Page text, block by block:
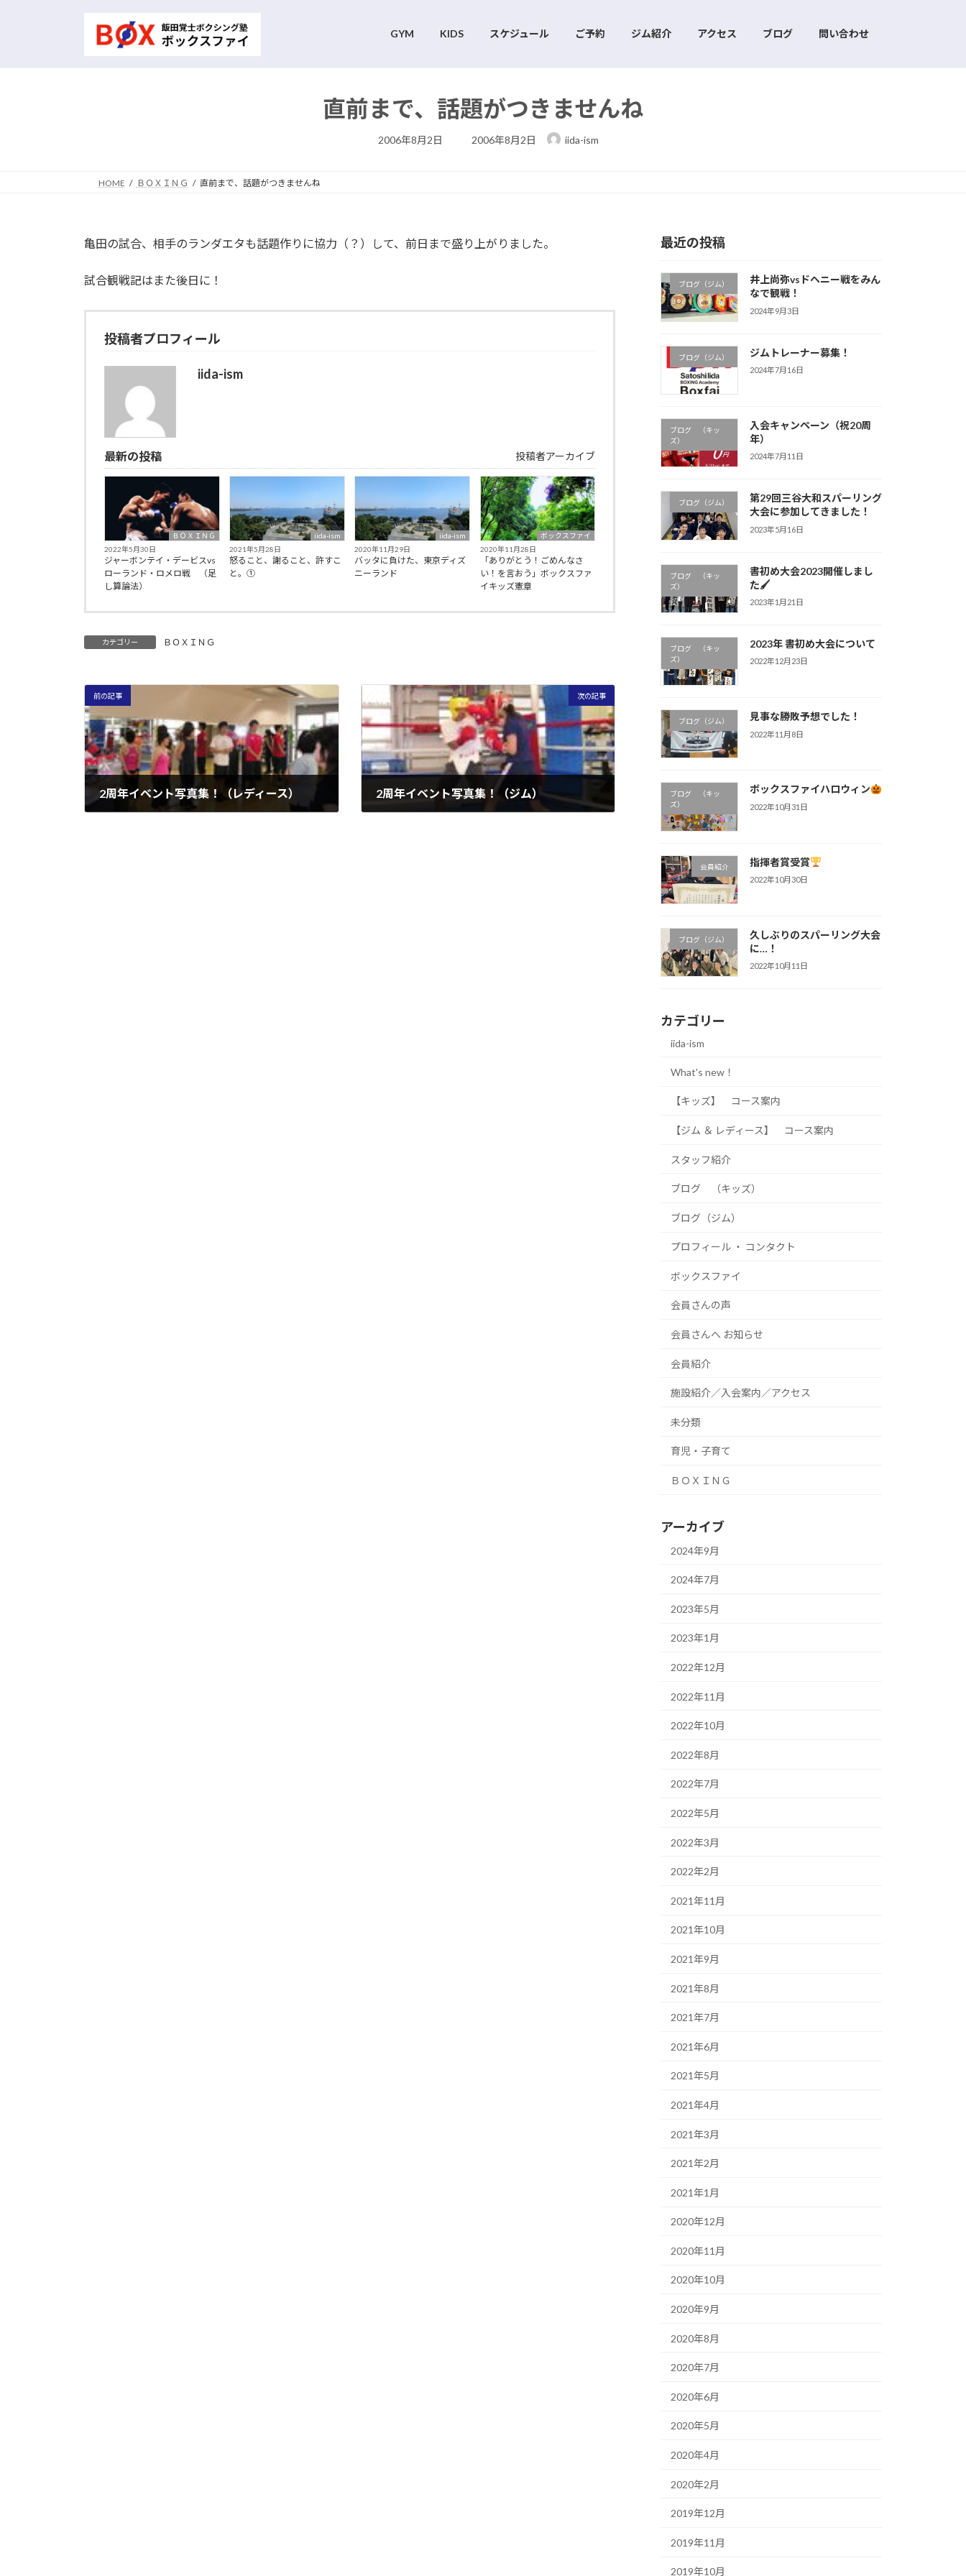
GYM KIDS スケジュール ご予約 ジム紹介 アクセス ブログ 問い合わせ
直前まで、話題がつきませんね
2006年8月2日
最
終
2006年8月2日 iida-ism
HOME ＢＯＸＩＮＧ 直前まで、話題がつきませんね
亀田の試合、相手のランダエタも話題作りに協力（？）して、前日まで盛り上がりました。
試合観戦記はまた後日に！
投稿者プロフィール
iida-ism
最新の投稿 投稿者アーカイブ
ＢＯＸＩＮＧ
2022年5月30日
ジャーボンテイ・デービスvs
ローランド・ロメロ戦 （足
し算論法）
iida-ism
2021年5月28日
怒ること、謝ること、許すこ
と。①
iida-ism
2020年11月29日
バッタに負けた、東京ディズ
ニーランド
ボックスファイ
2020年11月28日
「ありがとう！ごめんなさ
い！を言おう」ボックスファ
イキッズ憲章
カテゴリー ＢＯＸＩＮＧ
前の記事
2周年イベント写真集！（レディース）
次の記事
2周年イベント写真集！（ジム）
最近の投稿
ブログ（ジム）
井上尚弥vsドヘニー戦をみん
なで観戦！
2024年9月3日
ブログ（ジム） ジムトレーナー募集！
2024年7月16日
ブログ （キッ
ズ）
入会キャンペーン（祝20周
年）
2024年7月11日
ブログ（ジム）
第29回三谷大和スパーリング
大会に参加してきました！
2023年5月16日
ブログ （キッ
ズ）
書初め大会2023開催しまし
た🖌
2023年1月21日
ブログ （キッ
ズ）
2023年 書初め大会について
2022年12月23日
ブログ（ジム） 見事な勝敗予想でした！
2022年11月8日
ブログ （キッ
ズ）
ボックスファイハロウィン
2022年10月31日
会員紹介 指揮者賞受賞
2022年10月30日
ブログ（ジム）
久しぶりのスパーリング大会
に…！
2022年10月11日
カテゴリー
iida-ism
What's new！
【キッズ】 コース案内
【ジム ＆ レディース】 コース案内
スタッフ紹介
ブログ （キッズ）
ブログ（ジム）
プロフィール ・ コンタクト
ボックスファイ
会員さんの声
会員さんへ お知らせ
会員紹介
施設紹介／入会案内／アクセス
未分類
育児・子育て
ＢＯＸＩＮＧ
アーカイブ
2024年9月
2024年7月
2023年5月
2023年1月
2022年12月
2022年11月
2022年10月
2022年8月
2022年7月
2022年5月
2022年3月
2022年2月
2021年11月
2021年10月
2021年9月
2021年8月
2021年7月
2021年6月
2021年5月
2021年4月
2021年3月
2021年2月
2021年1月
2020年12月
2020年11月
2020年10月
2020年9月
2020年8月
2020年7月
2020年6月
2020年5月
2020年4月
2020年2月
2019年12月
2019年11月
2019年10月